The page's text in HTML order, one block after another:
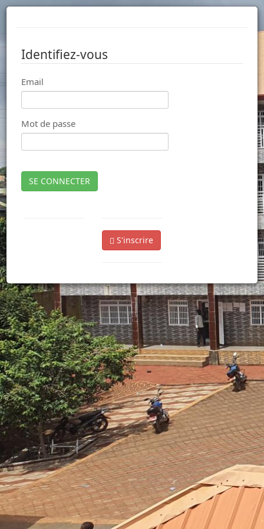
Identifiez-vous
Email
Mot de passe
SE CONNECTER
S'inscrire